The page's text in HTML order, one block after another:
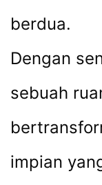
berdua.
Dengan
sebuah
impian